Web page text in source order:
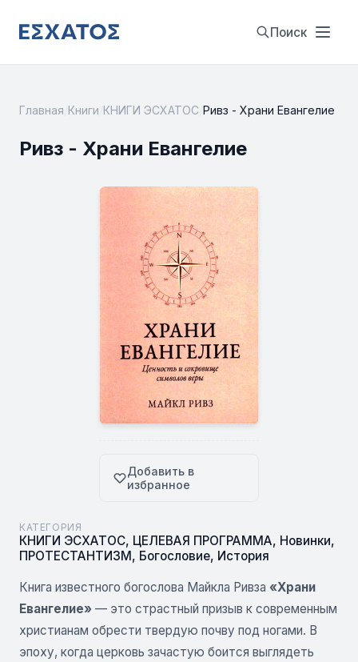
Поиск
Главная Книги КНИГИ ЭСХАТОС Ривз - Храни Евангелие
Ривз - Храни Евангелие
Добавить в
избранное
КАТЕГОРИЯ
КНИГИ ЭСХАТОС, ЦЕЛЕВАЯ ПРОГРАММА, Новинки,
ПРОТЕСТАНТИЗМ, Богословие, История
Книга известного богослова Майкла Ривза «Храни
Евангелие» — это страстный призыв к современным
христианам обрести твердую почву под ногами. В
эпоху, когда церковь зачастую боится выглядеть